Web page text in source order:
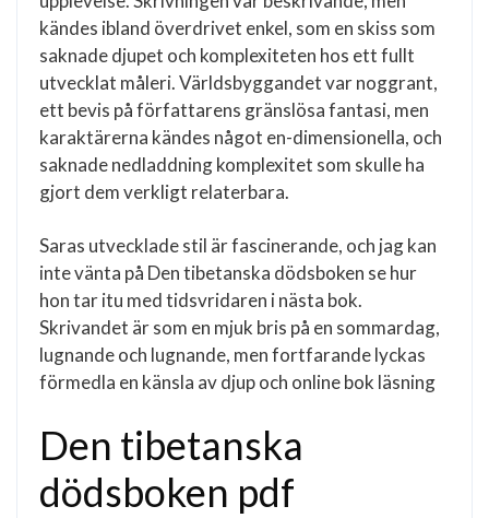
kändes ibland överdrivet enkel, som en skiss som
saknade djupet och komplexiteten hos ett fullt
utvecklat måleri. Världsbyggandet var noggrant,
ett bevis på författarens gränslösa fantasi, men
karaktärerna kändes något en-dimensionella, och
saknade nedladdning komplexitet som skulle ha
gjort dem verkligt relaterbara.
Saras utvecklade stil är fascinerande, och jag kan
inte vänta på Den tibetanska dödsboken se hur
hon tar itu med tidsvridaren i nästa bok.
Skrivandet är som en mjuk bris på en sommardag,
lugnande och lugnande, men fortfarande lyckas
förmedla en känsla av djup och online bok läsning
Den tibetanska
dödsboken pdf